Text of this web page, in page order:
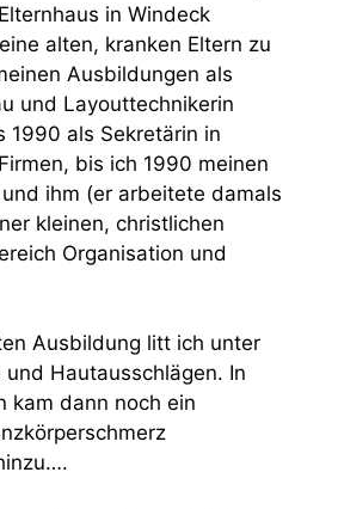
in Windeck
alten, kranken Eltern zu
Ausbildungen als
und Layouttechnikerin
1990 als Sekretärin in
bis ich 1990 meinen
ihm (er arbeitete damals
kleinen, christlichen
Organisation und
Ausbildung litt ich unter
Hautausschlägen. In
kam dann noch ein